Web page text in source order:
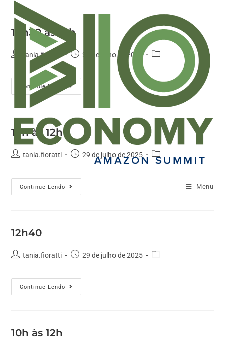
Menu
16h30 às 18h
tania.fioratti 30 de julho de 2025
Continue Lendo
10h às 12h
tania.fioratti 29 de julho de 2025
Continue Lendo
12h40
tania.fioratti 29 de julho de 2025
Continue Lendo
10h às 12h